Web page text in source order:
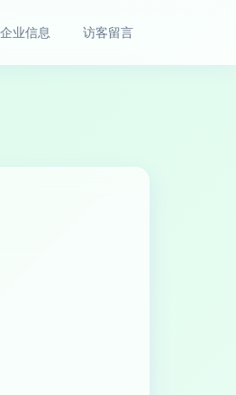
企业信息 访客留言